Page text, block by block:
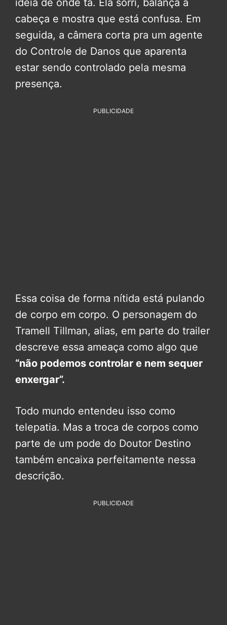
ideia de onde tá. Ela sorri, balança a
cabeça e mostra que está confusa. Em
seguida, a câmera corta pra um agente
do Controle de Danos que aparenta
estar sendo controlado pela mesma
presença.
PUBLICIDADE
Essa coisa de forma nítida está pulando
de corpo em corpo. O personagem do
Tramell Tillman, alias, em parte do trailer
descreve essa ameaça como algo que
“não podemos controlar e nem sequer
enxergar”.
Todo mundo entendeu isso como
telepatia. Mas a troca de corpos como
parte de um pode do Doutor Destino
também encaixa perfeitamente nessa
descrição.
PUBLICIDADE